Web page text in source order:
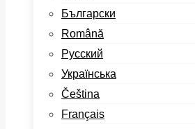
Български
Română
Русский
Українська
Čeština
Français